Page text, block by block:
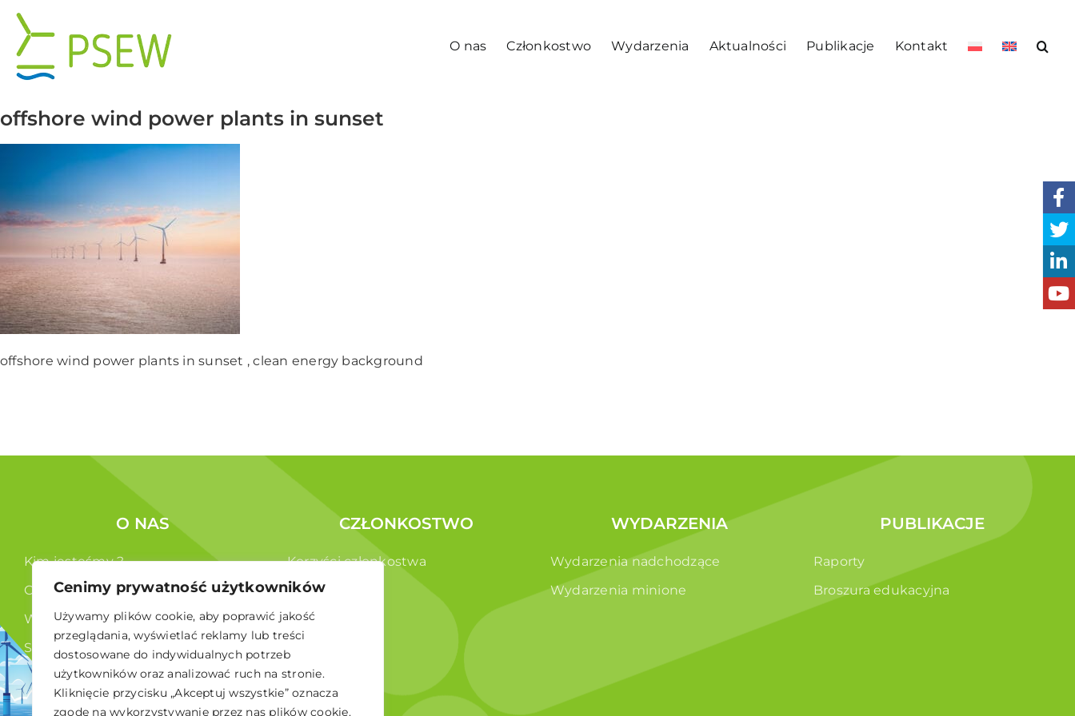
Cenimy prywatność użytkowników
Używamy plików cookie, aby poprawić jakość
przeglądania, wyświetlać reklamy lub treści
dostosowane do indywidualnych potrzeb
użytkowników oraz analizować ruch na stronie.
Kliknięcie przycisku „Akceptuj wszystkie” oznacza
zgodę na wykorzystywanie przez nas plików cookie.
Przejdź
zawartości
O nas Członkostwo Wydarzenia Aktualności Publikacje Kontakt
offshore wind power plants in sunset
offshore wind power plants in sunset , clean energy background
O NAS
Kim jesteśmy ?
Co robimy ?
Władze
Statut
RODO
CZŁONKOSTWO
Korzyści członkostwa
Członkowie
WYDARZENIA
Wydarzenia nadchodzące
Wydarzenia minione
PUBLIKACJE
Raporty
Broszura edukacyjna